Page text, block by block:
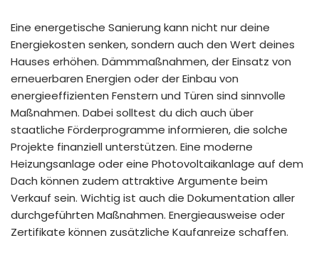
Eine energetische Sanierung kann nicht nur deine
Energiekosten senken, sondern auch den Wert deines
Hauses erhöhen. Dämmmaßnahmen, der Einsatz von
erneuerbaren Energien oder der Einbau von
energieeffizienten Fenstern und Türen sind sinnvolle
Maßnahmen. Dabei solltest du dich auch über
staatliche Förderprogramme informieren, die solche
Projekte finanziell unterstützen. Eine moderne
Heizungsanlage oder eine Photovoltaikanlage auf dem
Dach können zudem attraktive Argumente beim
Verkauf sein. Wichtig ist auch die Dokumentation aller
durchgeführten Maßnahmen. Energieausweise oder
Zertifikate können zusätzliche Kaufanreize schaffen.